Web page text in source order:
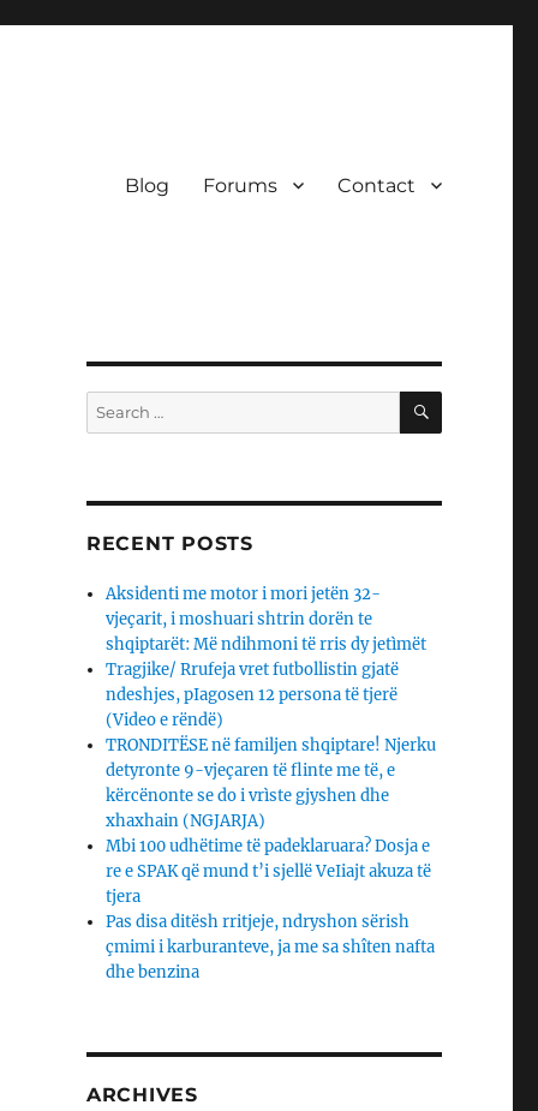
Blog Forums Contact
Search
for:
SEARCH
RECENT POSTS
Aksidenti me motor i mori jetën 32-
vjeçarit, i moshuari shtrin dorën te
shqiptarët: Më ndihmoni të rris dy jetìmët
Tragjike/ Rrufeja vret futbollistin gjatë
ndeshjes, pIagosen 12 persona të tjerë
(Video e rëndë)
TRONDITËSE në familjen shqiptare! Njerku
detyronte 9-vjeçaren të flinte me të, e
kërcënonte se do i vrìste gjyshen dhe
xhaxhain (NGJARJA)
Mbi 100 udhëtime të padeklaruara? Dosja e
re e SPAK që mund t’i sjellë VeIiajt akuza të
tjera
Pas disa ditësh rritjeje, ndryshon sërish
çmimi i karburanteve, ja me sa shîten nafta
dhe benzina
ARCHIVES